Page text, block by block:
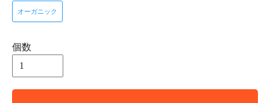
オーガニック
個数